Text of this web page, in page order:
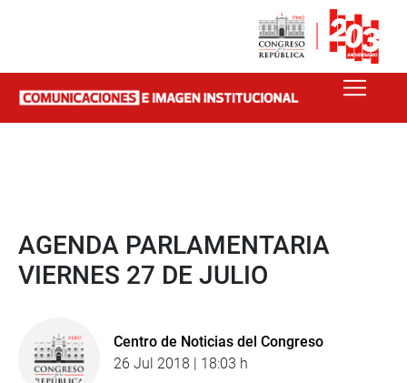
AGENDA PARLAMENTARIA
VIERNES 27 DE JULIO
Centro de Noticias del Congreso
26 Jul 2018 | 18:03 h